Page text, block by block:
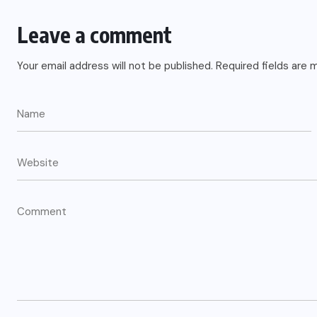
Leave a comment
Your email address will not be published. Required fields are